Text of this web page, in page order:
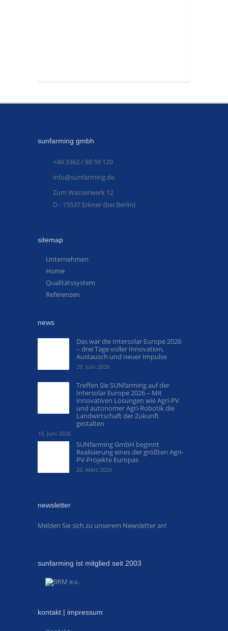
sunfarming gmbh
+49 3362 / 88 59 120
info@sunfarming.de
Zum Wasserwerk 12
D - 15537 Erkner (bei Berlin)
sitemap
Unternehmen
Home
Qualitätssystem
Referenzen
news
Das war die Intersolar Europe 2026
– drei Tage voller Innovation,
Austausch und neuer Impulse
29. Juni 2026
Treffen Sie SUNfarming auf der
Intersolar Europe 2026 – Mit
innovativen Lösungen wie Agri-PV
und autonomer Agri-Robotik die
Landwirtschaft der Zukunft
gestalten
10. Juni 2026
SUNfarming GmbH beginnt
Realisierung eines der größten Agri-
PV-Projekte Europas
20. März 2026
newsletter
Melden Sie sich zu unserem Newsletter an!
sunfarming ist mitglied seit 2003
kontakt | impressum